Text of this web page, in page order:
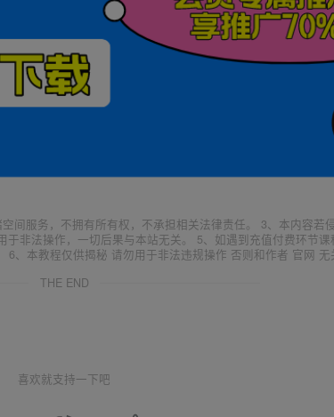
间服务，不拥有所有权，不承担相关法律责任。 3、本内容若
非法操作，一切后果与本站无关。 5、如遇到充值付费环节
、本教程仅供揭秘 请勿用于非法违规操作 否则和作者 官网 无
THE END
喜欢就支持一下吧